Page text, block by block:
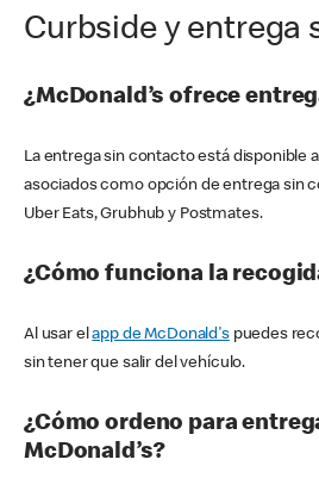
Curbside y entrega
¿McDonald’s ofrece
La entrega sin contacto está disponible
asociados como opción de entrega sin
Uber Eats, Grubhub y Postmates.
¿Cómo funciona la
Al usar elapp de McDonald'spuedes
sin tener que salir del vehículo.
¿Cómo ordeno para
McDonald’s?